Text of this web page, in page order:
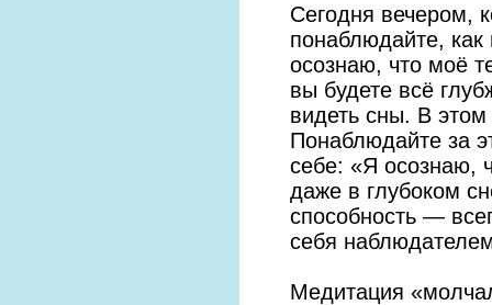
Сегодня вечером,
понаблюдайте,
осознаю, что моё
вы будете всё
видеть сны. В этом
Понаблюдайте за
себе: «Я осознаю,
даже в глубоком
способность —
себя
Медитация